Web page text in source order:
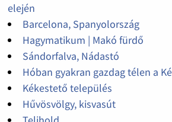
elején
Barcelona, Spanyolország
Hagymatikum | Makó fürdő
Sándorfalva, Nádastó
Hóban gyakran gazdag télen a
Kékestető település
Hűvösvölgy, kisvasút